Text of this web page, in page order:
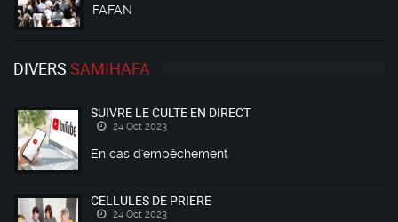
FAFAN
DIVERS SAMIHAFA
SUIVRE LE CULTE EN DIRECT
24 Oct 2023
En cas d'empêchement
CELLULES DE PRIERE
24 Oct 2023